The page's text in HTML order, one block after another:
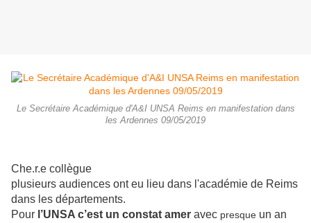
Le Secrétaire Académique d'A&I UNSA Reims en manifestation dans
les Ardennes 09/05/2019
Che.r.e collègue
plusieurs audiences ont eu lieu dans l'académie de Reims
dans les départements.
Pour l’UNSA c’est un constat amer avec presque un an